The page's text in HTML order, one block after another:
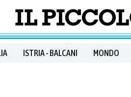
ISTRIA - BALCANI MONDO